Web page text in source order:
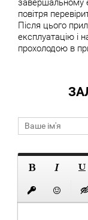
завершальному
повітря
Після цього
експлуатацію і
прохолодою в